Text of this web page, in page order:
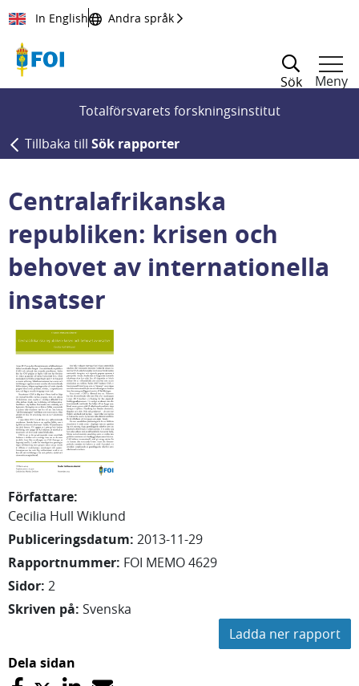
Till innehållet
In English Andra språk
Sök
Meny
Totalförsvarets forskningsinstitut
Tillbaka till Sök rapporter
Centralafrikanska
republiken: krisen och
behovet av internationella
insatser
Författare:
Cecilia Hull Wiklund
Publiceringsdatum: 2013-11-29
Rapportnummer: FOI MEMO 4629
Sidor: 2
Skriven på: Svenska
Ladda ner rapport
Dela sidan